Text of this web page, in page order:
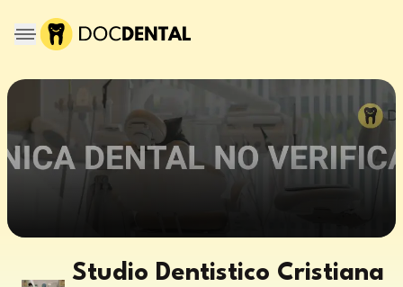
Studio Dentistico Cristiana